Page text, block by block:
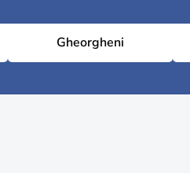
Gheorgheni